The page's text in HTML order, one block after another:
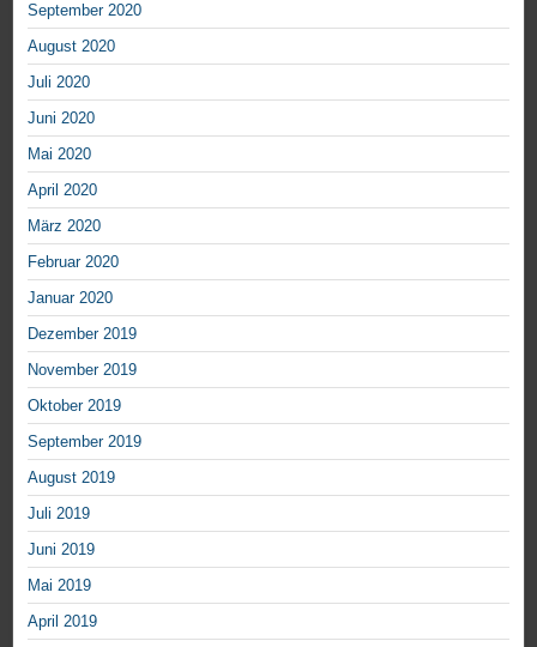
September 2020
August 2020
Juli 2020
Juni 2020
Mai 2020
April 2020
März 2020
Februar 2020
Januar 2020
Dezember 2019
November 2019
Oktober 2019
September 2019
August 2019
Juli 2019
Juni 2019
Mai 2019
April 2019